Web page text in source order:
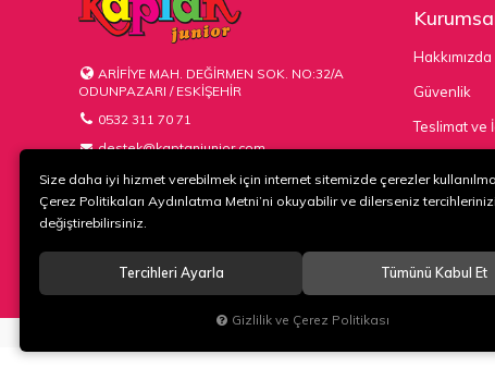
ARİFİYE MAH. DEĞİRMEN SOK. NO:32/A
ODUNPAZARI / ESKİŞEHİR
0532 311 70 71
destek@kaptanjunior.com
Hakkımızda
Güvenlik
Teslimat ve
KAPTAN KUNDURA DERİ MAMÜLLERİ KONF. TİC. VE SAN.
Size daha iyi hizmet verebilmek için internet sitemizde çerezler
Çerez Politikaları Aydınlatma Metni’ni okuyabilir ve dilerseniz tercihlerinizi
değiştirebilirsiniz.
Tercihleri Ayarla Tümünü Kabul Et
Gizlilik ve Çerez Politikası